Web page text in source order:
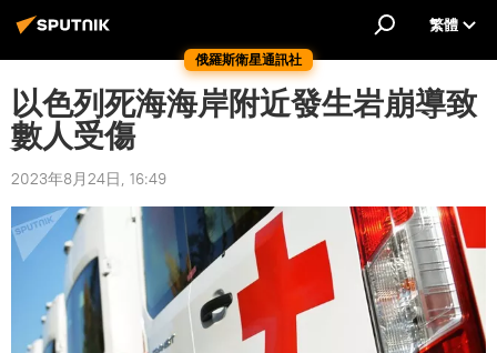
俄羅斯衛星通訊社
繁體
以色列死海海岸附近發生岩崩導致
數人受傷
2023年8月24日, 16:49